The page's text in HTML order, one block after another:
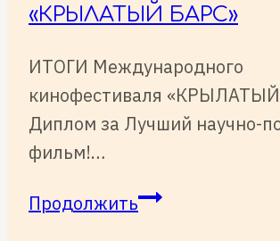
смыслов»
«КРЫЛАТЫЙ БАРС»
ИТОГИ Международного
кинофестиваля
Диплом за Лучший научно-
фильм!…
ПродолжитьИТОГИ